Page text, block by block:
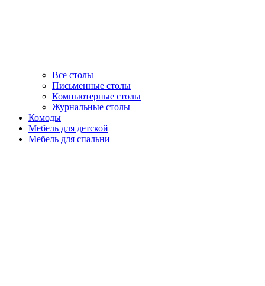
Все столы
Письменные столы
Компьютерные столы
Журнальные столы
Комоды
Мебель для детской
Мебель для спальни